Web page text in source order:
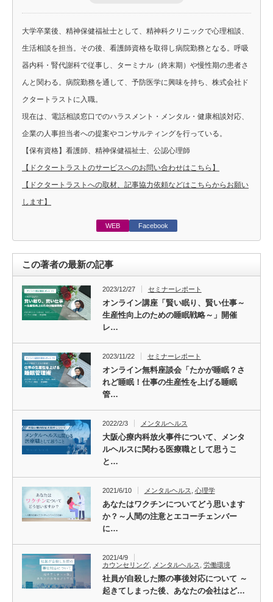
大学卒業後、精神保健福祉士として、精神科クリニックで心理相談、
生活相談を担当。その後、看護師資格を取得し病院勤務となる。呼吸
器内科・腎代謝科で従事し、ターミナル（終末期）や慢性期の患者さ
んと関わる。病院勤務を通して、予防医学に興味を持ち、株式会社ド
クタートラストに入職。
現在は、電話相談窓口でのハラスメント・メンタル・健康相談対応、
企業の人事担当者への提案やコンサルティングを行っている。
【保有資格】看護師、精神保健福祉士、公認心理師
【ドクタートラストのサービスへのお問い合わせはこちら】
【ドクタートラストへの取材、記事協力依頼などはこちらからお願い
します】
WEB Facebook
この著者の最新の記事
2023/12/27 セミナーレポート
オンライン講座「賢い眠り、賢い仕事～
生産性向上のための睡眠戦略～」開催
レ…
2023/11/22 セミナーレポート
オンライン無料座談会「たかが睡眠？さ
れど睡眠！仕事の生産性を上げる睡眠
管…
2022/2/3 メンタルヘルス
大阪心療内科放火事件について、メンタ
ルヘルスに関わる医療職として思うこ
と…
2021/6/10 メンタルヘルス 心理学
あなたはワクチンについてどう思います
か？～人間の注意とエコーチェンバー
に…
2021/4/9
カウンセリング, メンタルヘルス 労働環境
社員が自殺した際の事後対応について ～
起きてしまった後、あなたの会社はど…